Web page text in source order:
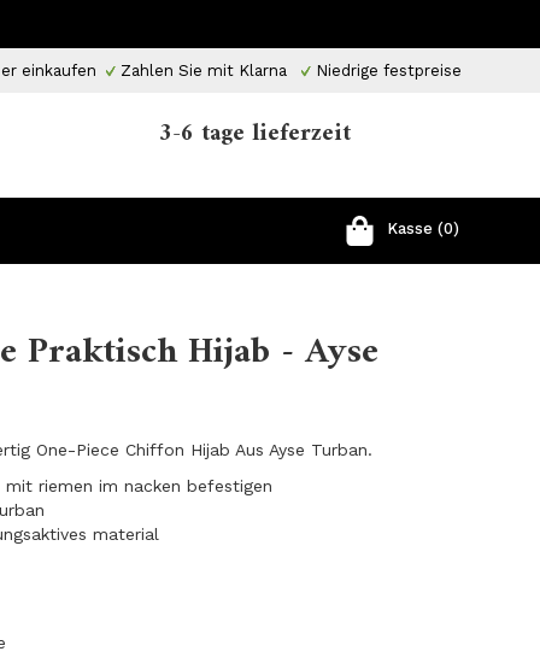
einkaufen Zahlen Sie mit Klarna Niedrige festpreise
3-6 tage lieferzeit
Kasse (0)
Praktisch Hijab - Ayse
One-Piece Chiffon Hijab Aus Ayse Turban.
riemen im nacken befestigen
material